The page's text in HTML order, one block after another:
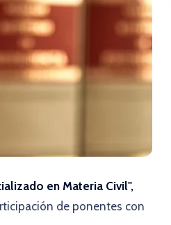
en Materia Civil",
de ponentes con